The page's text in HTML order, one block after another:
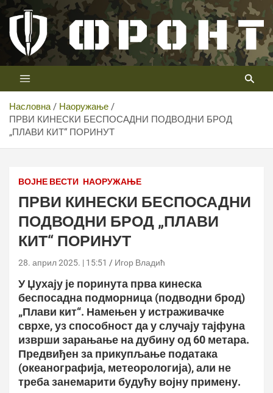
Скип
цонтент
Телевизија ФРОНТ
Први војни канал у Србији
Насловна
Наоружање
ПРВИ КИНЕСКИ БЕСПОСАДНИ ПОДВОДНИ БРОД
„ПЛАВИ КИТ“ ПОРИНУТ
ВОЈНЕ ВЕСТИ НАОРУЖАЊЕ
ПРВИ КИНЕСКИ БЕСПОСАДНИ
ПОДВОДНИ БРОД „ПЛАВИ
КИТ“ ПОРИНУТ
28. април 2025. | 15:51 Игор Владић
У Џухају је поринута прва кинеска
беспосадна подморница (подводни брод)
„Плави кит“. Намењен у истраживачке
сврхе, уз способност да у случају тајфуна
изврши зарањање на дубину од 60 метара.
Предвиђен за прикупљање података
(океанографија, метеорологија), али не
треба занемарити будућу војну примену.